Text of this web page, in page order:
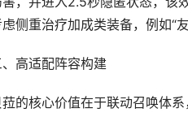
侧重治疗加成类装备，例如“
、高适配阵容构建
菈的核心价值在于联动召唤体